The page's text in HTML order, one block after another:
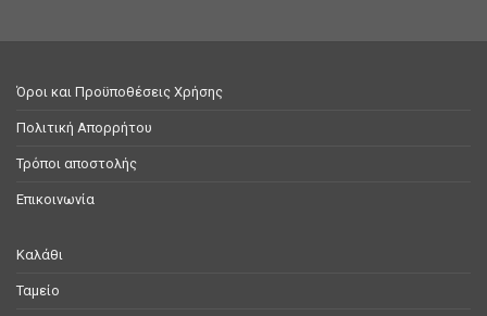
Όροι και Προϋποθέσεις Χρήσης
Πολιτική Απορρήτου
Τρόποι αποστολής
Επικοινωνία
Καλάθι
Ταμείο